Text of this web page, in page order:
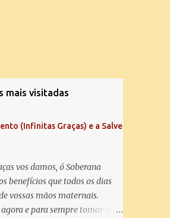
mais visitadas
(Infinitas Graças) e a Salve
vos damos, ó Soberana
benefícios que todos os dias
vossas mãos maternais.
e para sempre tomar-nos